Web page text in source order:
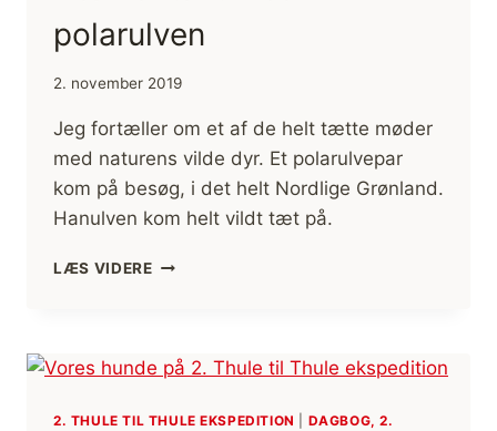
polarulven
2. november 2019
Jeg fortæller om et af de helt tætte møder
med naturens vilde dyr. Et polarulvepar
kom på besøg, i det helt Nordlige Grønland.
Hanulven kom helt vildt tæt på.
LÆS VIDERE[HISTORIEFORTÆLLING]
2. THULE TIL THULE EKSPEDITION DAGBOG, 2.